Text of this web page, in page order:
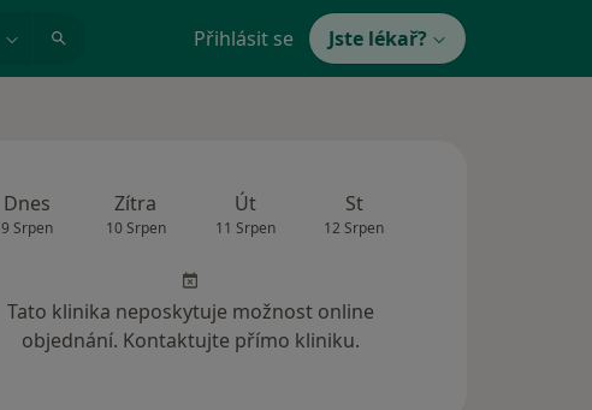
Přihlásit se Jste lékař?
Dnes
9 Srpen
Zítra
10 Srpen
Út
11 Srpen
St
12 Srpen
Tato klinika neposkytuje možnost online
objednání. Kontaktujte přímo kliniku.